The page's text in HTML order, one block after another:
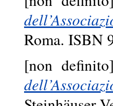
Roma. ISBN
[non